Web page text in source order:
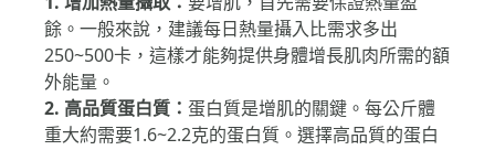
1. 增加熱量攝取：要增肌，首先需要保證熱量盈
餘。一般來說，建議每日熱量攝入比需求多出
250~500卡，這樣才能夠提供身體增長肌肉所需的額
外能量。
2. 高品質蛋白質：蛋白質是增肌的關鍵。每公斤體